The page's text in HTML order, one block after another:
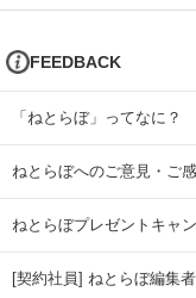
FEEDBACK
「ねとらぼ」ってなに？
ねとらぼへのご意見・ご
ねとらぼプレゼントキャ
[契約社員] ねとらぼ編集